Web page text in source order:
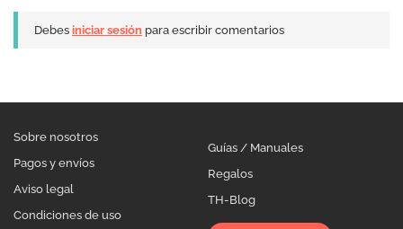
Debes iniciar sesión para escribir comentarios
Sobre nosotros
Pagos y envíos
Aviso legal
Condiciones de uso
Guías / Manuales
Regalos
TH-Blog